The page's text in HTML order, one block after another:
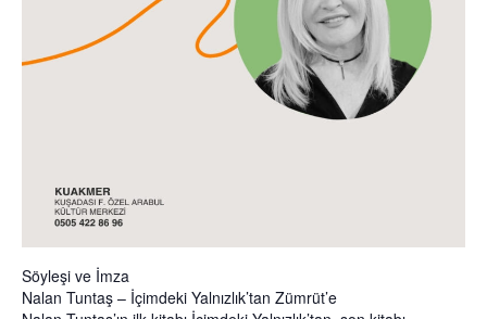
Söyleşi ve İmza
Nalan Tuntaş – İçimdeki Yalnızlık’tan Zümrüt’e